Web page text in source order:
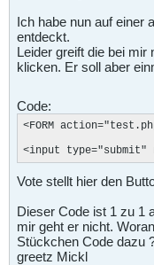
Ich habe nun auf einer
entdeckt.
Leider greift die bei
klicken. Er soll aber
Code:
<FORM
<input type="submit"
Vote stellt hier den
Dieser Code ist 1 zu 1
mir geht er nicht.
Stückchen Code dazu
greetz Mickl